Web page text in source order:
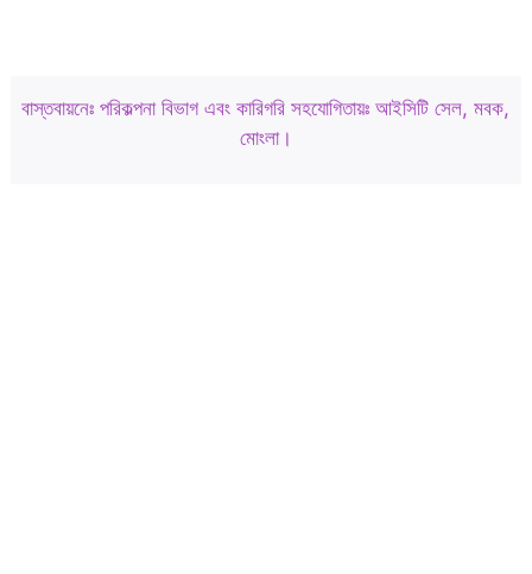
বাস্তবায়নেঃ পরিকল্পনা বিভাগ এবং কারিগরি সহযোগিতায়ঃ আইসিটি সেল, মবক,
মোংলা।